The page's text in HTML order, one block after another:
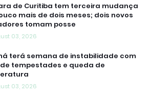
de Curitiba tem terceira mudança
mais de dois meses; dois novos
tomam posse
03, 2026
terá semana de instabilidade com
tempestades e queda de
03, 2026